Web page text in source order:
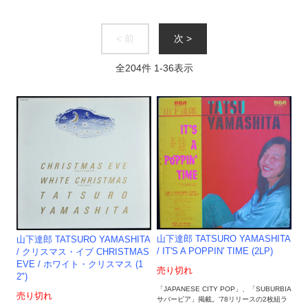
< 前 次 >
全204件 1-36表示
山下達郎 TATSURO YAMASHITA
/ クリスマス・イブ CHRISTMAS
EVE / ホワイト・クリスマス (1
2")
売り切れ
山下達郎 TATSURO YAMASHITA
/ IT'S A POPPIN' TIME (2LP)
売り切れ
「JAPANESE CITY POP」、「SUBURBIA
サバービア」掲載。'78リリースの2枚組ラ